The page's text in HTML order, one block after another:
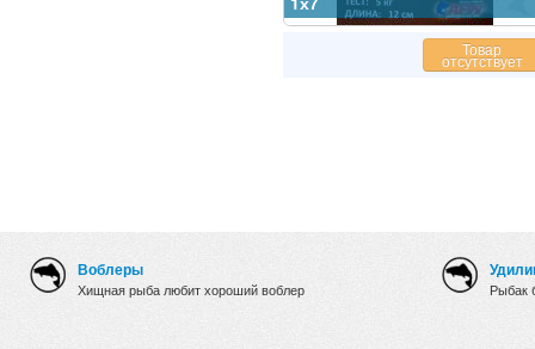
Товар
отсутствует
Воблеры
Хищная рыба любит хороший воблер Рыбак